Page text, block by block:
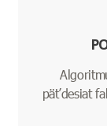
päťdesiat